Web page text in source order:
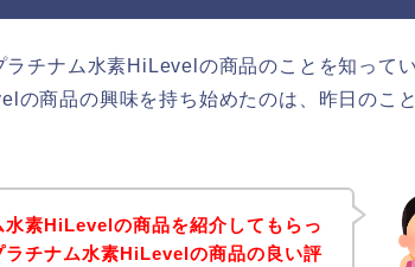
チナム水素HiLevelの商品のことを知って
の商品の興味を持ち始めたのは、昨日のこ
素HiLevelの商品を紹介してもらっ
ラチナム水素HiLevelの商品の良い評